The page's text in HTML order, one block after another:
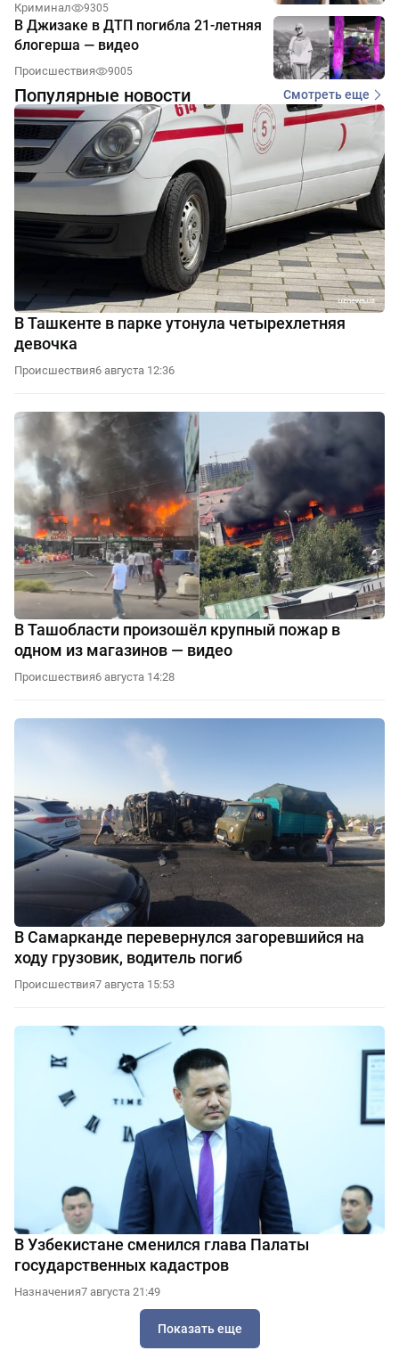
Криминал 9305
В Джизаке в ДТП погибла 21-летняя
блогерша — видео
Происшествия 9005
Популярные новости Смотреть еще
В Ташкенте в парке утонула четырехлетняя
девочка
Происшествия6 августа 12:36
В Ташобласти произошёл крупный пожар в
одном из магазинов — видео
Происшествия6 августа 14:28
В Самарканде перевернулся загоревшийся на
ходу грузовик, водитель погиб
Происшествия7 августа 15:53
В Узбекистане сменился глава Палаты
государственных кадастров
Назначения7 августа 21:49
Показать еще